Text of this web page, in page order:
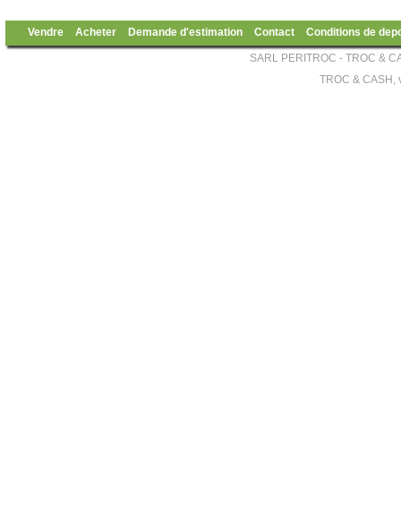
Vendre Acheter Demande d'estimation Contact Conditions de
SARL PERITROC - TROC &
TROC & CASH,